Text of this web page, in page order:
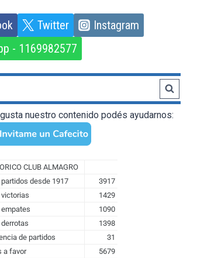
Twitter
Instagram
- 1169982577
nuestro contenido podés ayudarnos: